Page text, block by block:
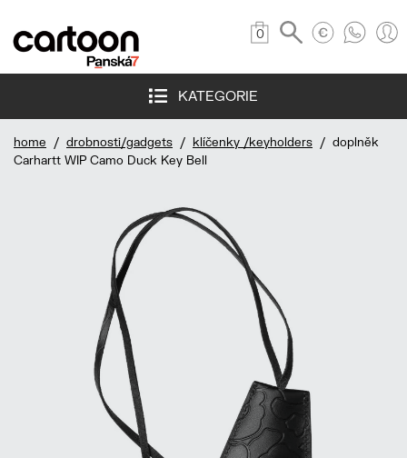
0
KATEGORIE
home / drobnosti/gadgets / klíčenky /keyholders / doplněk
Carhartt WIP Camo Duck Key Bell